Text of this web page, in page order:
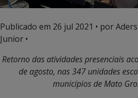
Publicado em 26 jul 2021 • por
Junior •
Retorno das atividades presenciais
de agosto, nas 347 unidades
municípios de Mato